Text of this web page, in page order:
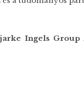
Ingels Group